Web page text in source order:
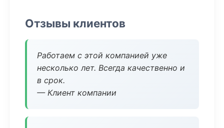
Отзывы клиентов
Работаем с этой компанией уже
несколько лет. Всегда качественно и
в срок.
— Клиент компании